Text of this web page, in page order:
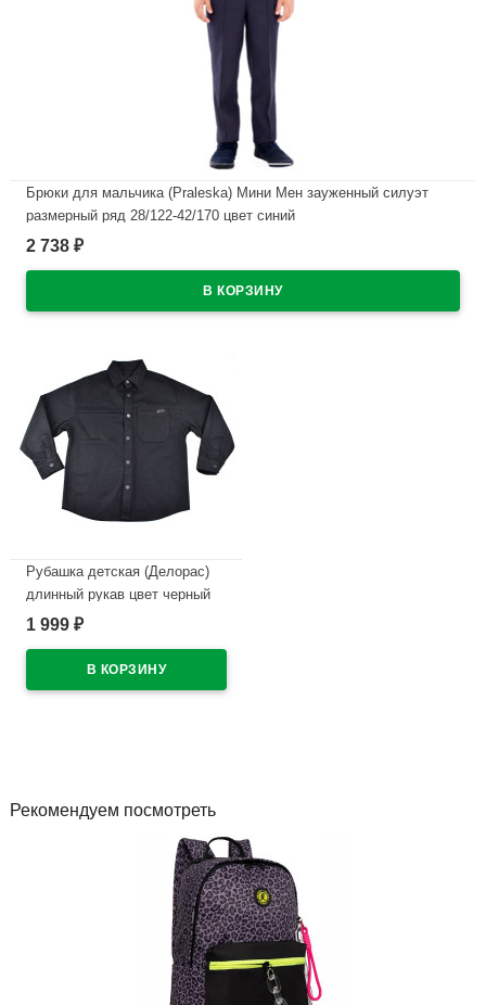
Брюки для мальчика (Praleska) Мини Мен зауженный силуэт
размерный ряд 28/122-42/170 цвет синий
В наличии
2 738 ₽
Рубашка детская (Делорас)
длинный рукав цвет черный
арт.71686W размерный ряд
1 999 ₽
Рекомендуем посмотреть